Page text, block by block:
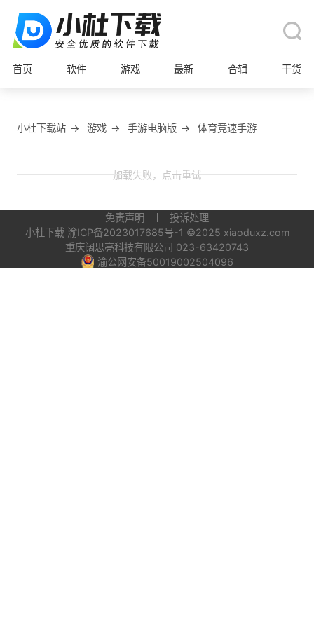
首页 软件 游戏 最新 合辑 干货
小杜下载站 → 游戏 → 手游电脑版 → 体育竞速手游
加载失败，点击重试
免责声明
投诉处理
小杜下载 渝ICP备2023017685号-1 ©2025 xiaoduxz.com
重庆阔思亮科技有限公司 023-63420743
渝公网安备50019002504096